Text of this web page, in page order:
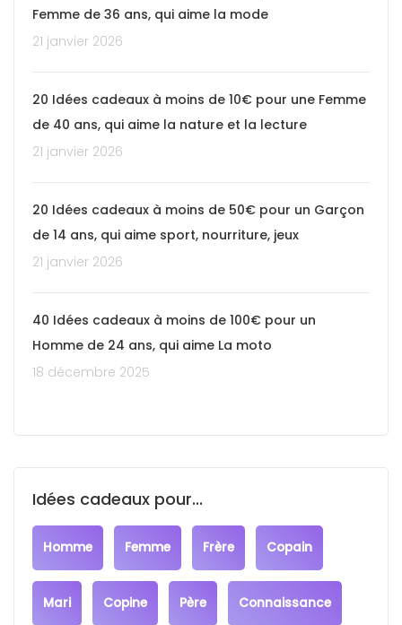
Femme de 36 ans, qui aime la mode
21 janvier 2026
20 Idées cadeaux à moins de 10€ pour une Femme
de 40 ans, qui aime la nature et la lecture
21 janvier 2026
20 Idées cadeaux à moins de 50€ pour un Garçon
de 14 ans, qui aime sport, nourriture, jeux
21 janvier 2026
40 Idées cadeaux à moins de 100€ pour un
Homme de 24 ans, qui aime La moto
18 décembre 2025
Idées cadeaux pour...
Homme Femme Frère Copain
Mari Copine Père Connaissance